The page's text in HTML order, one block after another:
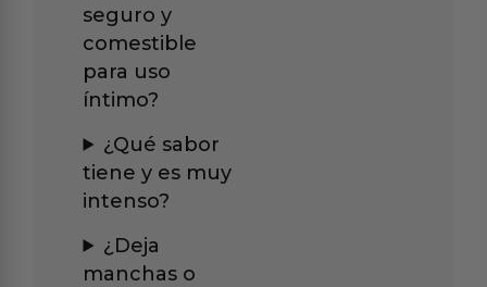
seguro y
comestible
para uso
íntimo?
¿Qué sabor
tiene y es muy
intenso?
¿Deja
manchas o